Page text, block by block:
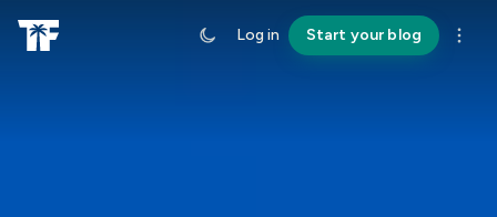
Log in Start your blog